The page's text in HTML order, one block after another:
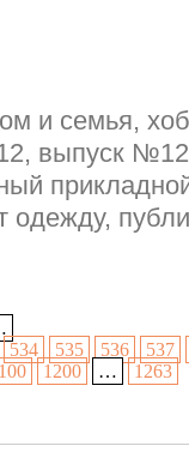
и семья,
выпуск
одежду,
534 535 536
537
1200 … 1263